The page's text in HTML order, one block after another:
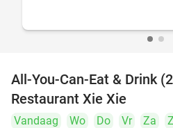
All-You-Can-Eat & Drink
Restaurant Xie Xie
Vandaag Wo Do Vr Za